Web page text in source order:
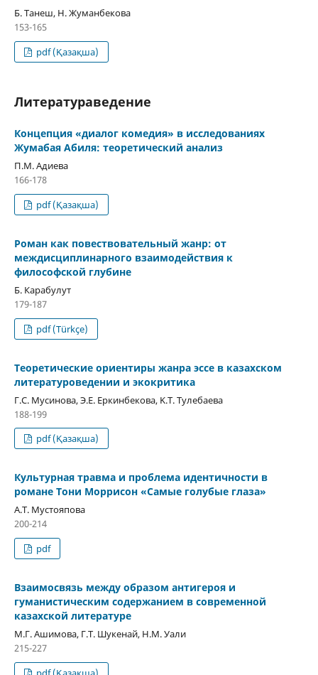
Б. Танеш, Н. Жуманбекова
153-165
pdf (Қазақша)
Литератураведение
Концепция «диалог комедия» в исследованиях
Жумабая Абиля: теоретический анализ
П.М. Адиева
166-178
pdf (Қазақша)
Роман как повествовательный жанр: от
междисциплинарного взаимодействия к
философской глубине
Б. Карабулут
179-187
pdf (Türkçe)
Теоретические ориентиры жанра эссе в казахском
литературоведении и экокритика
Г.С. Мусинова, Э.Е. Еркинбекова, K.Т. Тулебаева
188-199
pdf (Қазақша)
Культурная травма и проблема идентичности в
романе Тони Моррисон «Самые голубые глаза»
А.Т. Мустояпова
200-214
pdf
Взаимосвязь между образом антигероя и
гуманистическим содержанием в современной
казахской литературе
М.Г. Ашимова, Г.Т. Шукенай, Н.М. Уaли
215-227